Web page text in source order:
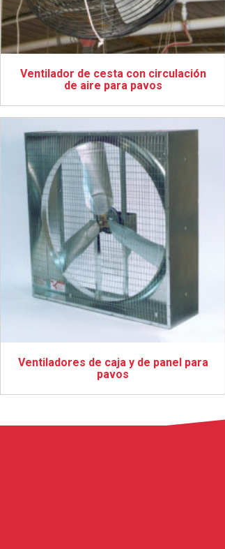
Ventilador de cesta con circulación
de aire para pavos
Ventiladores de caja y de panel para
pavos